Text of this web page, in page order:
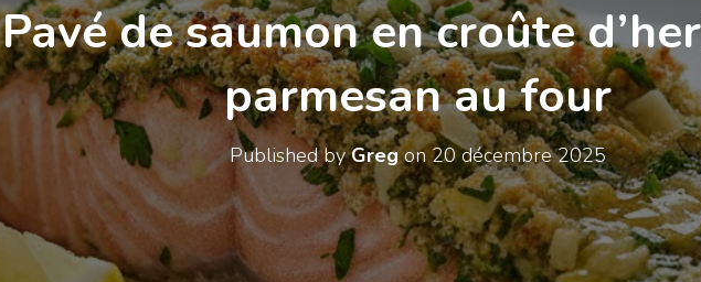
Pavé de saumon en croûte
parmesan au four
Published byGregon20 décembre 2025